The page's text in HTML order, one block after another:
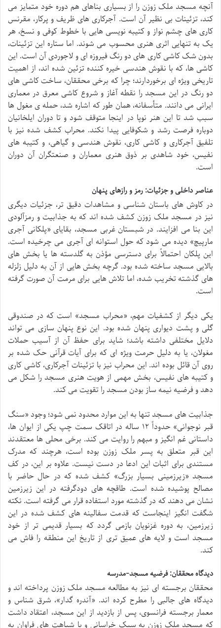
آنچه مسجد ملک زوزن را از بسیاری بناهای هم دوره خود متمایز می
کند، تزئینات بی نظیر آن است. آجرکاری های ظریف و پرکار، مقرنس
کاری های چشم نواز و کتیبه نویسی هایی با خطوط کوفی و نسخ، هر
یک به تنهایی اثری هنری محسوب می شوند. اما ستاره این تزئینات،
بدون شک کاشی کاری های دو رنگ فیروزه ای و لاجوردی آن است. این
کاشی ها، که با نقوش هندسی خیره کننده تزئین شده اند، از اهمیت
تاریخی ویژه ای برخوردارند؛ چرا که برخی محققان، ساخت کاشی های
دو رنگ در این مسجد را نقطه آغاز و شروع کاشی معرق در معماری
ایرانی می دانند. متأسفانه، همان طور که اشاره شد، حمله ی مغول ها
سبب شد تا این هنر نوپا در اینجا متوقف شود و تا دوران ایلخانیان
دوباره فرصت رشد و شکوفایی پیدا نکند. محراب کشف شده نیز با
تلفیق آجرکاری و کاشی کاری، نقوش هندسی و گیاهی، و کتیبه های
نفیس، خود شاهدی بر ذوق هنری معماران و صنعتگران آن دوران
است.
عناصر داخلی و جزئیات: رمز و رازهای پنهان
در کاوش های باستان شناسی و مشاهدات دقیق تر، جزئیات دیگری
نیز در مسجد ملک زوزن کشف شده اند که به جذابیت و رمزآلودی
این بنا می افزایند. در شبستان غربی مسجد، بقایای «پلکانی آجری
مارپیچ» دیده می شود که حول استوانه ای آجری می چرخیده است.
این پلکان احتمالاً برای دسترسی مؤذن به گلدسته ها یا بخش های
بالایی مسجد ساخته شده بود. گرچه بخش هایی از آن به دلیل زلزله
های گذشته تخریب شده، اما تلاش هایی برای مرمت آن صورت گرفته
است.
یکی دیگر از کشفیات مهم، «محراب مسجد» است که در صندوقی
گلی و پشت دیواری پنهان شده بود. این نوع پنهان سازی می تواند
دلایل مختلفی داشته باشد؛ شاید برای حفظ آن از آسیب حملات
مغولان، یا به دلیل حرمت ویژه ای که برای آیات قرآنی حک شده بر
روی آن قائل بوده اند. این محراب نیز با تزئینات آجرکاری، کاشی کاری
و کتیبه های نفیس، بخش مهمی از هویت هنری مسجد را شکل می
دهد و فرضیه نیمه ساز بودن مسجد را تقویت می کند.
جذابیت های مسجد تنها به این موارد محدود نمی شود؛ وجود «سنگ
قبر نوجوانی» حدوداً ۱۲ ساله در اتاقک سمت چپ یکی از ایوان ها،
داستانی غم انگیز و مبهم را روایت می کند. برخی محلی ها معتقدند
این قبر متعلق به پسر ملک زوزن بوده است، هرچند که مدرک
مستندی برای اثبات این ادعا در دست نیست. علاوه بر این، در کف
مسجد «زیرزمینی بسیار بزرگ» کشف شده که در حال حاضر با
مصالح پوشیده شده است. طاقچه های دودگرفته در این زیرزمین
نشان می دهند که در گذشته مورد استفاده قرار می گرفته است. نکته
شگفت انگیز اینجاست که قدمت سفالینه های کشف شده در این
زیرزمین، به دوره غزنویان بازمی گردد که بسیار قدیمی تر از خود
مسجد است و لایه های عمیق تری از تاریخ این منطقه را فاش می
کند.
دیدگاه محققان: فرضیه مسجد-مدرسه
محققان برجسته ای نیز به مطالعه مسجد ملک زوزن پرداخته اند و
دیدگاه های جالبی را مطرح کرده اند. «آندره گدار»، شرق شناس و
معمار برجسته فرانسوی، پس از بازدید از این مسجد، اعتقاد داشت
که مسجد ملک زوزن به سبک خراسانی و با شباهت های فراوان به